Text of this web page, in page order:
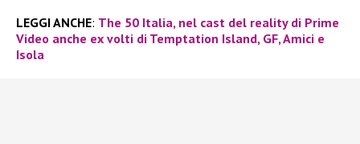
LEGGI ANCHE: The 50 Italia, nel cast del reality di Prime
Video anche ex volti di Temptation Island, GF, Amici e
Isola